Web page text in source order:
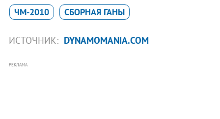
ЧМ-2010 СБОРНАЯ ГАНЫ
ИСТОЧНИК: DYNAMOMANIA.COM
РЕКЛАМА